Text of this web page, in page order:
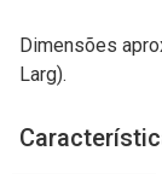
Dimensões
Larg).